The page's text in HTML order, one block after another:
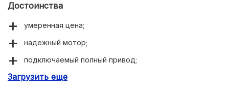
Достоинства
умеренная цена;
надежный мотор;
подключаемый полный привод;
вместительный багажник (530 л).
Загрузить еще